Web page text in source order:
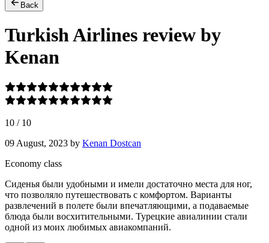
Back
Turkish Airlines review by
Kenan
10 / 10
09 August, 2023 by Kenan Dostcan
Economy class
Сиденья были удобными и имели достаточно места для ног,
что позволяло путешествовать с комфортом. Варианты
развлечений в полете были впечатляющими, а подаваемые
блюда были восхитительными. Турецкие авиалинии стали
одной из моих любимых авиакомпаний.